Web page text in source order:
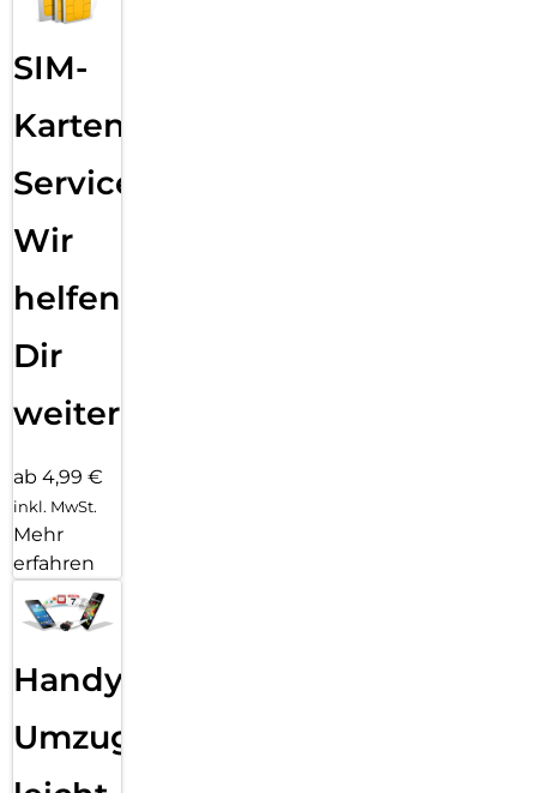
SIM-
Karten
Service:
Wir
helfen
Dir
weiter
ab 4,99 €
inkl. MwSt.
Mehr
erfahren
Handy
Umzug